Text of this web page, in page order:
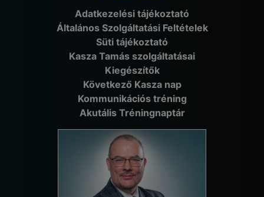
Adatkezelési tájékoztató
Általános Szolgáltatási Feltételek
Süti tájékoztató
Kasza Tamás szolgáltatásai
Kiegészítők
Következő Kasza nap
Kommunikációs tréning
Akutális Tréningnaptár